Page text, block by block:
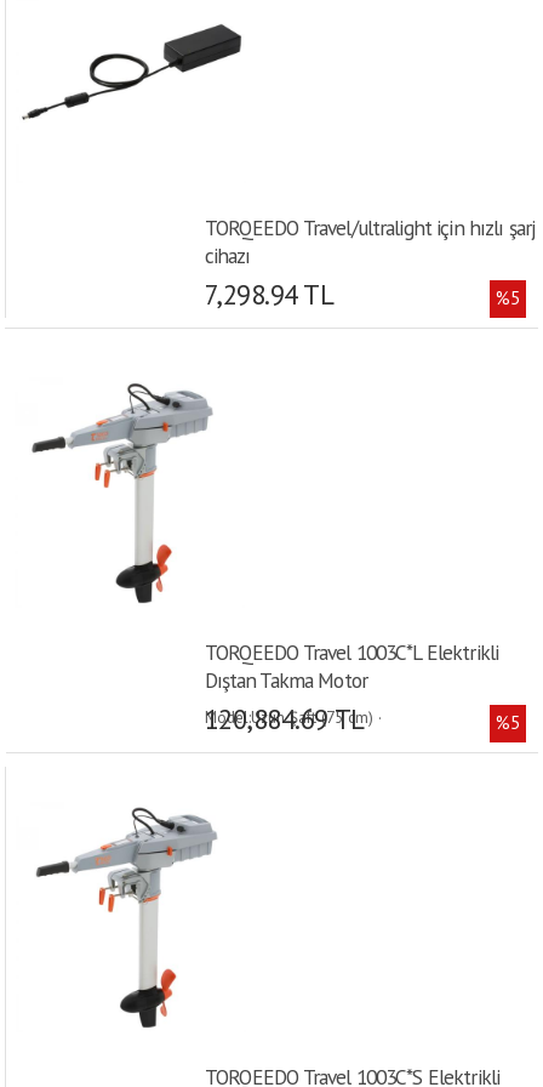
TORQEEDO Travel/ultralight için hızlı şarj
cihazı
7,298.94 TL %5
TORQEEDO Travel 1003C*L Elektrikli
Dıştan Takma Motor
Model:Uzun Şaft (75 cm) ·
120,884.69 TL %5
TORQEEDO Travel 1003C*S Elektrikli